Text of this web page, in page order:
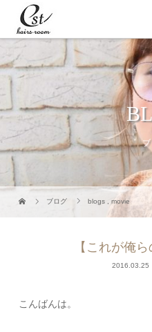
ブログ blogs ,movie
【これが俺
2016.03.25
こんばんは。